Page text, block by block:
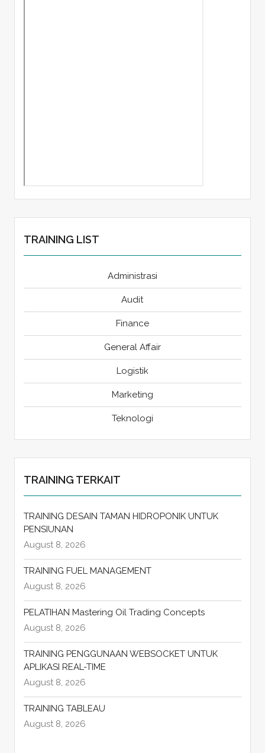
TRAINING LIST
Administrasi
Audit
Finance
General Affair
Logistik
Marketing
Teknologi
TRAINING TERKAIT
TRAINING DESAIN TAMAN HIDROPONIK UNTUK
PENSIUNAN
August 8, 2026
TRAINING FUEL MANAGEMENT
August 8, 2026
PELATIHAN Mastering Oil Trading Concepts
August 8, 2026
TRAINING PENGGUNAAN WEBSOCKET UNTUK
APLIKASI REAL-TIME
August 8, 2026
TRAINING TABLEAU
August 8, 2026